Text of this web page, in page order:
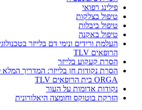
פילינג רפואי
טיפול בצלקות
טיפול ביבלות
טיפול באקנה
העלמת ורידים ונימי דם בלייזר
הרופאים TLV
הסרת קעקוע בלייזר
הסרת נקודות חן בלייזר: המדריך
ORGA בית הרופאים TLV
נקודות אדומות על העור
הזרקת בוטוקס וחומצה היאלורונית